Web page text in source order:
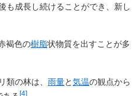
も成長し続けることができ、新し
褐色の樹脂状物質を出すことが多
類の林は、 雨量と気温の観点から
[4]